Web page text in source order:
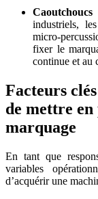
industriels,
micro-
fixer le
continue et au
Facteurs
de mettre
marquage
En tant que
variables
d’acquérir une